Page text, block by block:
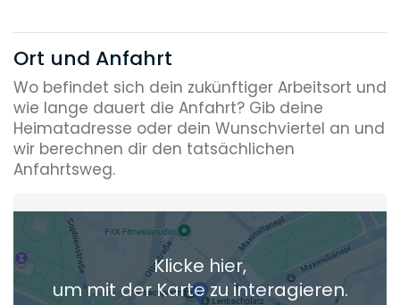
Ort und Anfahrt
Wo befindet sich dein zukünftiger Arbeitsort und
wie lange dauert die Anfahrt? Gib deine
Heimatadresse oder dein Wunschviertel an und
wir berechnen dir den tatsächlichen
Anfahrtsweg.
Heimatadresse oder Wunschort
+ Aktuellen Standort hinzufügen
Klicke hier,
um mit der Karte zu interagieren.